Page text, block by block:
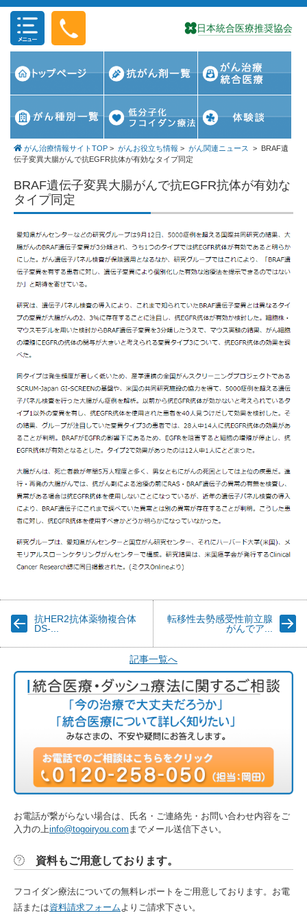
コンテンツに移動
がん治療情報サイトTOP >がんお役立ち情報 >がん関連ニュース > BRAF遺
伝子変異大腸がんで抗EGFR抗体が有効なタイプ同定
BRAF遺伝子変異大腸がんで抗EGFR抗体が有効な
タイプ同定
抗HER2抗体薬物複合体
DS-...
転移性去勢感受性前立腺
がんでア...
記事一覧へ
お電話が繋がらない場合は、氏名・ご連絡先・お問い合わせ内容をご
入力の上info@togoiryou.com までメール送信下さい。
資料もご用意しております。
フコイダン療法についての無料レポートをご用意しております。お電
話または資料請求フォーム よりご請求下さい。